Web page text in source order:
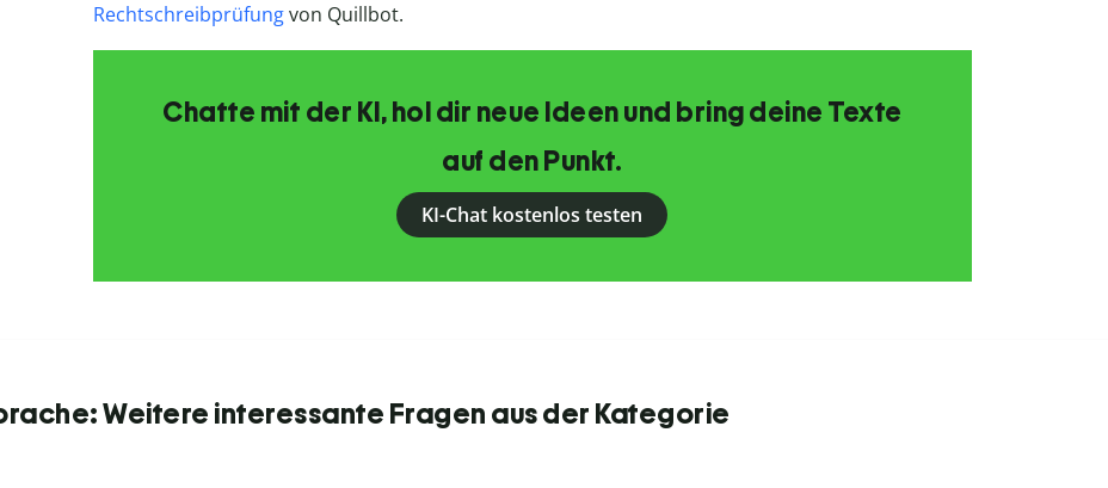
Rechtschreibprüfungvon Quillbot.
Chatte mit der KI, hol dir neue Ideen und bring deine Texte
auf den Punkt.
KI-Chat kostenlos testen
Weitere interessante Fragen aus der Kategorie